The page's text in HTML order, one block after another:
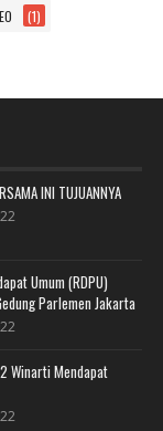
(1)
INI TUJUANNYA
Umum (RDPU)
Parlemen Jakarta
Winarti Mendapat